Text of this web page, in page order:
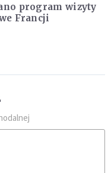
program wizyty
Francji